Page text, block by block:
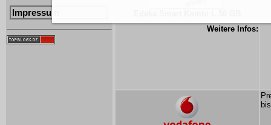
Impressum
Weitere Infos: